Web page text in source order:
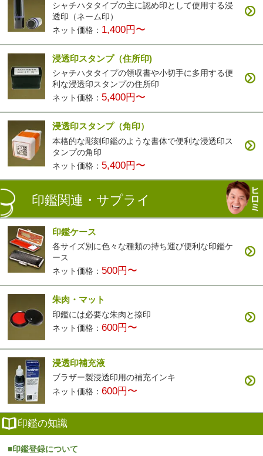
シャチハタタイプの主に認め印として使用する浸
透印（ネーム印）
ネット価格： 1,400円〜
浸透印スタンプ（住所印)
シャチハタタイプの領収書や小切手に多用する便
利な浸透印スタンプの住所印
ネット価格： 5,400円〜
浸透印スタンプ（角印）
本格的な彫刻印鑑のような書体で便利な浸透印ス
タンプの角印
ネット価格： 5,400円〜
印鑑関連・サプライ
印鑑ケース
各サイズ別に色々な種類の持ち運び便利な印鑑ケ
ース
ネット価格： 500円〜
朱肉・マット
印鑑には必要な朱肉と捺印
ネット価格：600円〜
浸透印補充液
ブラザー製浸透印用の補充インキ
ネット価格：600円〜
印鑑の知識
■印鑑登録について